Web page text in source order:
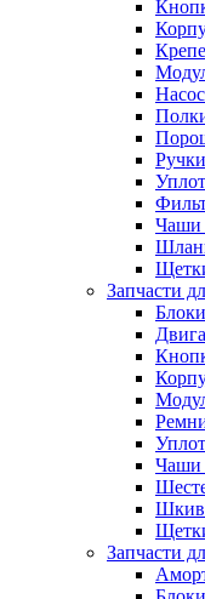
Чаши
Запчасти
Чаши
Запчасти